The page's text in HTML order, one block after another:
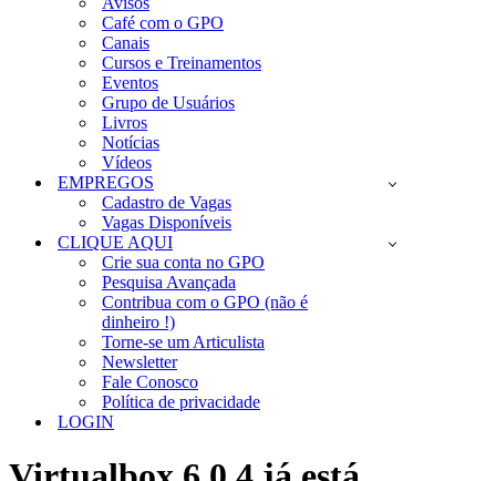
Café com o GPO
Canais
Cursos e Treinamentos
Eventos
Grupo de Usuários
Livros
Notícias
Vídeos
EMPREGOS
Cadastro de Vagas
Vagas Disponíveis
CLIQUE AQUI
Crie sua conta no GPO
Pesquisa Avançada
Contribua com o GPO (não é
dinheiro !)
Torne-se um Articulista
Newsletter
Fale Conosco
Política de privacidade
LOGIN